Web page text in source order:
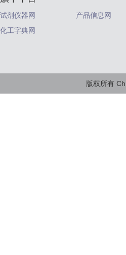
试剂仪器网
产品信息网
化工字典网
版权所有